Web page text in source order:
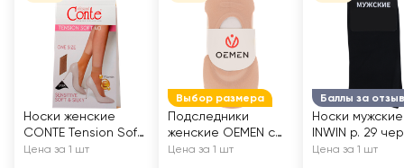
Носки женские
CONTE Tension Soft
40 den, natural, Арт.
Цена за 1 шт
Выбор размера
Подследники
женские OEMEN с
силиконовой
Цена за 1 шт
Баллы за отзыв
Носки мужские
INWIN р. 29
Арт. BMS02-01
Цена за 1 шт